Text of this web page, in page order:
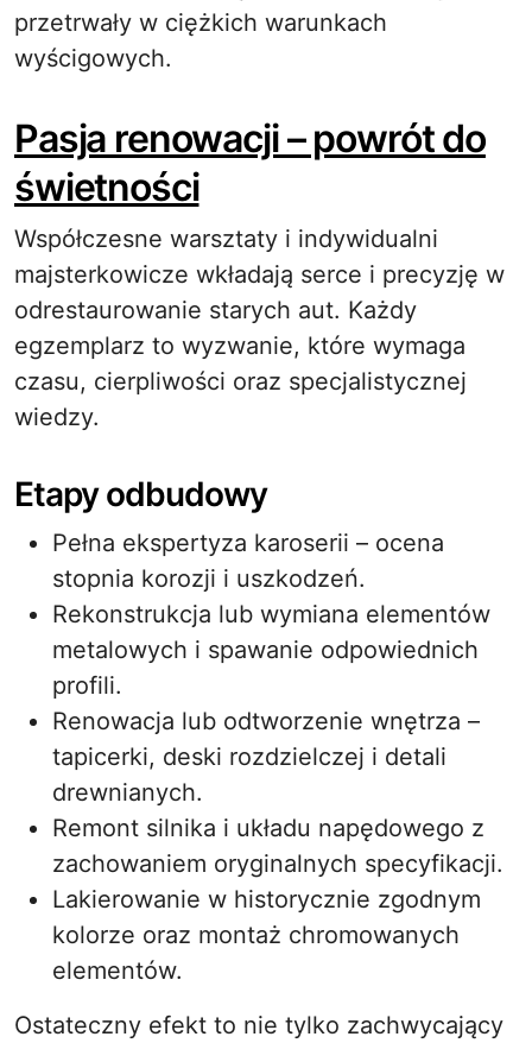
przetrwały w ciężkich warunkach
wyścigowych.
Pasja renowacji – powrót do
świetności
Współczesne warsztaty i indywidualni
majsterkowicze wkładają serce i precyzję w
odrestaurowanie starych aut. Każdy
egzemplarz to wyzwanie, które wymaga
czasu, cierpliwości oraz specjalistycznej
wiedzy.
Etapy odbudowy
Pełna ekspertyza karoserii – ocena
stopnia korozji i uszkodzeń.
Rekonstrukcja lub wymiana elementów
metalowych i spawanie odpowiednich
profili.
Renowacja lub odtworzenie wnętrza –
tapicerki, deski rozdzielczej i detali
drewnianych.
Remont silnika i układu napędowego z
zachowaniem oryginalnych specyfikacji.
Lakierowanie w historycznie zgodnym
kolorze oraz montaż chromowanych
elementów.
Ostateczny efekt to nie tylko zachwycający